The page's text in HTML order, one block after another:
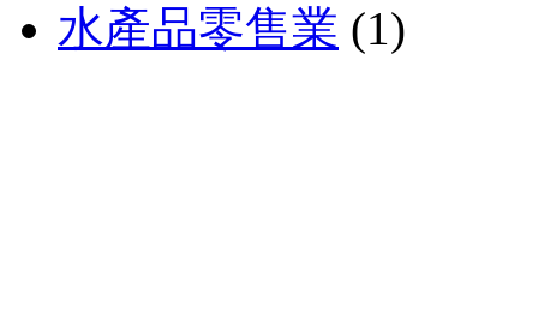
水產品零售業 (1)